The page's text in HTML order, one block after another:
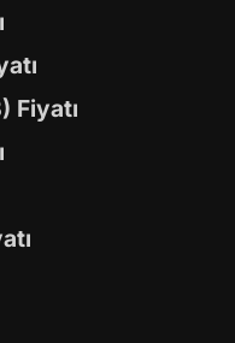
Fiyatı